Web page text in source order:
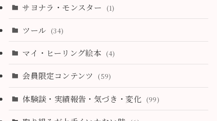
サヨナラ・モンスター (1)
ツール (34)
マイ・ヒーリング絵本 (4)
会員限定コンテンツ (59)
体験談・実績報告・気づき・変化 (99)